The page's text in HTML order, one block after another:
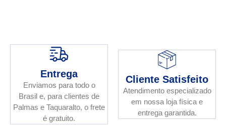
Entrega
Enviamos para todo o
Brasil e, para clientes de
Palmas e Taquaralto, o frete
é gratuito.
Cliente Satisfeito
Atendimento especializado
em nossa loja física e
entrega garantida.